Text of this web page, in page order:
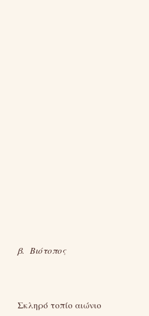
β. Βιότοπος
Σκληρό τοπίο αιώνιο